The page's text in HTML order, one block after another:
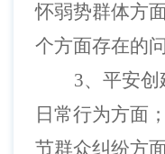
怀弱势群体方
个方面存在的
3、 平安创
日常行为方面
节群众纠纷方